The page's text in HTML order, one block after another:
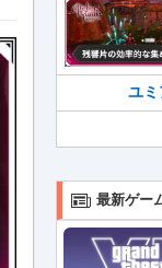
ユミ
最新ゲー